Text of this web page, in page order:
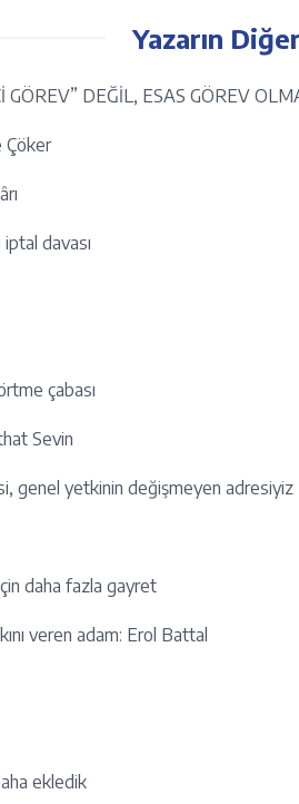
Yazarın
GÖREV” DEĞİL, ESAS GÖREV
Çöker
davası
çabası
Sevin
genel yetkinin değişmeyen adresiyiz
daha fazla gayret
veren adam: Erol Battal
ekledik